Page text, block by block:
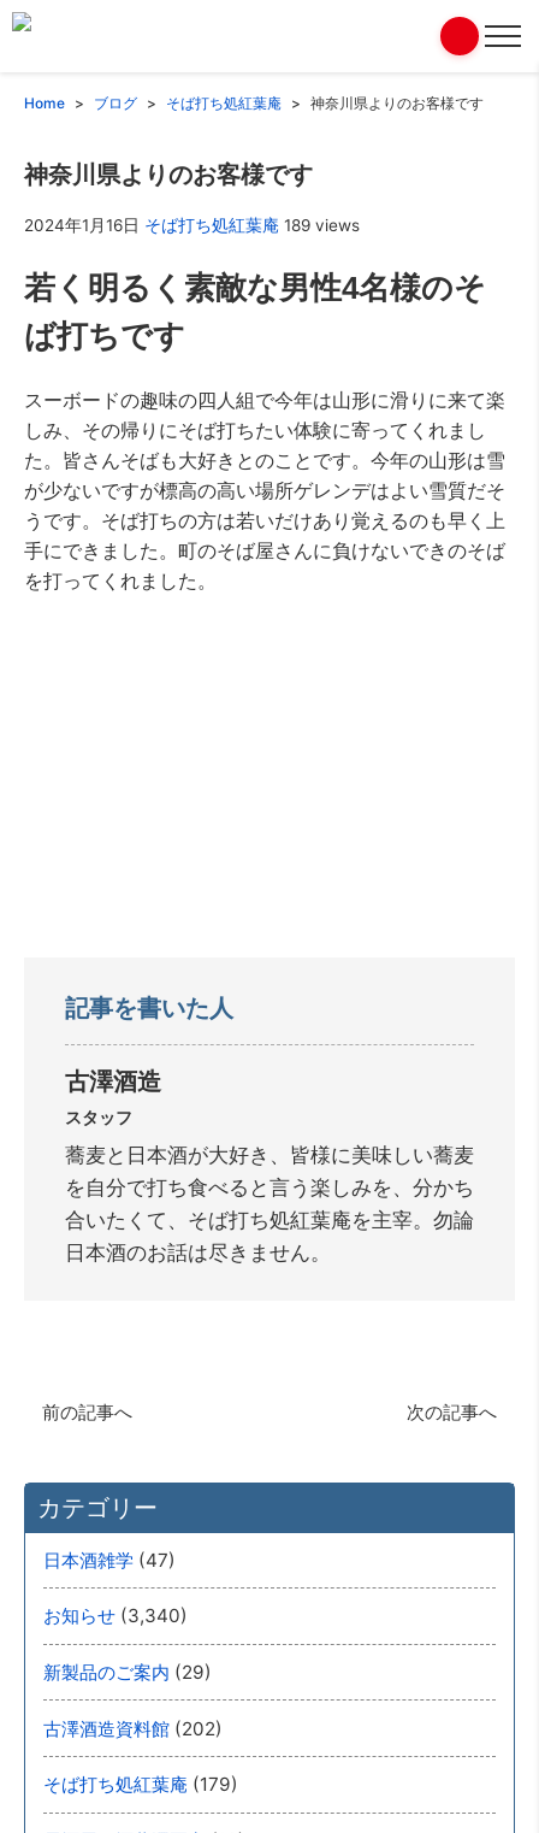
Home ブログ そば打ち処紅葉庵 神奈川県よりのお客様です
神奈川県よりのお客様です
2024年1月16日 そば打ち処紅葉庵 189 views
若く明るく素敵な男性4名様のそ
ば打ちです
スーボードの趣味の四人組で今年は山形に滑りに来て楽
しみ、その帰りにそば打ちたい体験に寄ってくれまし
た。皆さんそばも大好きとのことです。今年の山形は雪
が少ないですが標高の高い場所ゲレンデはよい雪質だそ
うです。そば打ちの方は若いだけあり覚えるのも早く上
手にできました。町のそば屋さんに負けないできのそば
を打ってくれました。
記事を書いた人
古澤酒造
スタッフ
蕎麦と日本酒が大好き、皆様に美味しい蕎麦
を自分で打ち食べると言う楽しみを、分かち
合いたくて、そば打ち処紅葉庵を主宰。勿論
日本酒のお話は尽きません。
前の記事へ 次の記事へ
カテゴリー
日本酒雑学 (47)
お知らせ (3,340)
新製品のご案内 (29)
古澤酒造資料館 (202)
そば打ち処紅葉庵 (179)